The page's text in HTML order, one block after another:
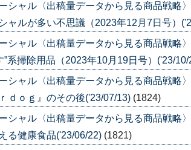
ーシャル〈出稿量データから見る商品戦
ャルが多い不思議（2023年12月7日号）
ーシャル〈出稿量データから見る商品戦
”系掃除用品（2023年10月19日号）('23/10/
ーシャル〈出稿量データから見る商品戦
ｄｏｇ』のその後('23/07/13) (1824)
ーシャル〈出稿量データから見る商品戦
る健康食品('23/06/22) (1821)